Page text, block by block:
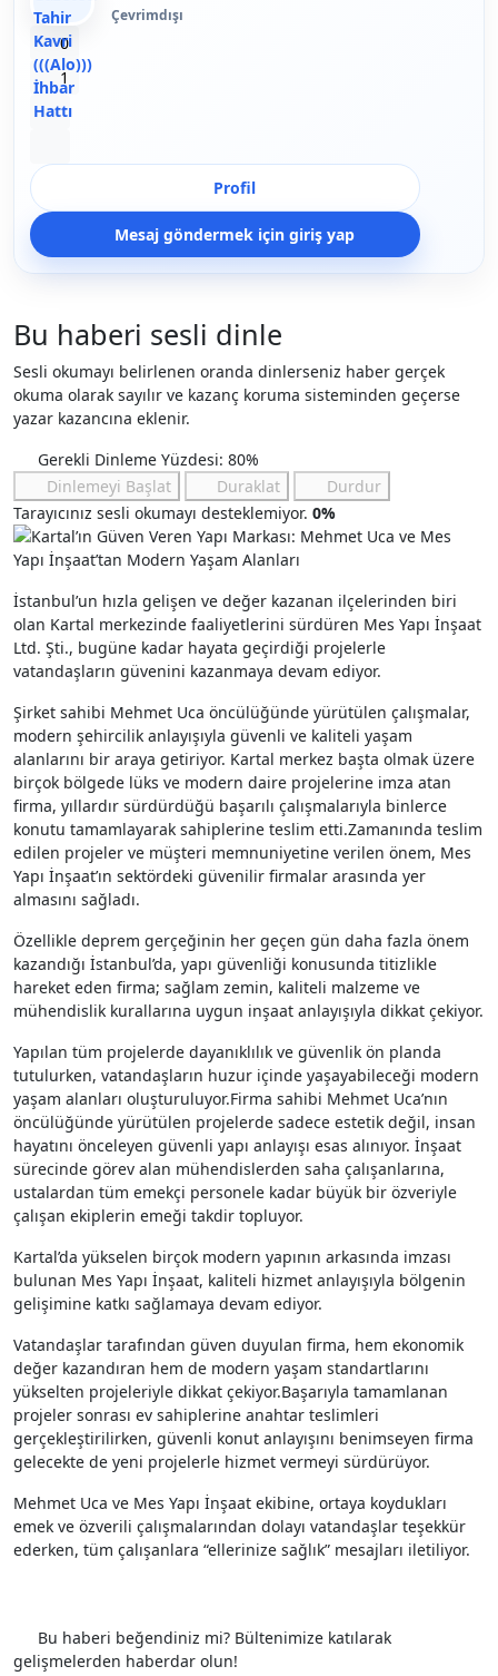
Çevrimdışı
Beğen
0
Beğenmeme
1
Yer İmi
Profil
Mesaj göndermek için giriş yap
Bu haberi sesli dinle
Sesli okumayı belirlenen oranda dinlerseniz haber gerçek
okuma olarak sayılır ve kazanç koruma sisteminden geçerse
yazar kazancına eklenir.
Gerekli Dinleme Yüzdesi: 80%
Dinlemeyi Başlat
Duraklat
Durdur
Tarayıcınız sesli okumayı desteklemiyor. 0%
İstanbul’un hızla gelişen ve değer kazanan ilçelerinden biri
olan Kartal merkezinde faaliyetlerini sürdüren Mes Yapı İnşaat
Ltd. Şti., bugüne kadar hayata geçirdiği projelerle
vatandaşların güvenini kazanmaya devam ediyor.
Şirket sahibi Mehmet Uca öncülüğünde yürütülen çalışmalar,
modern şehircilik anlayışıyla güvenli ve kaliteli yaşam
alanlarını bir araya getiriyor. Kartal merkez başta olmak üzere
birçok bölgede lüks ve modern daire projelerine imza atan
firma, yıllardır sürdürdüğü başarılı çalışmalarıyla binlerce
konutu tamamlayarak sahiplerine teslim etti.Zamanında teslim
edilen projeler ve müşteri memnuniyetine verilen önem, Mes
Yapı İnşaat’ın sektördeki güvenilir firmalar arasında yer
almasını sağladı.
Özellikle deprem gerçeğinin her geçen gün daha fazla önem
kazandığı İstanbul’da, yapı güvenliği konusunda titizlikle
hareket eden firma; sağlam zemin, kaliteli malzeme ve
mühendislik kurallarına uygun inşaat anlayışıyla dikkat çekiyor.
Yapılan tüm projelerde dayanıklılık ve güvenlik ön planda
tutulurken, vatandaşların huzur içinde yaşayabileceği modern
yaşam alanları oluşturuluyor.Firma sahibi Mehmet Uca’nın
öncülüğünde yürütülen projelerde sadece estetik değil, insan
hayatını önceleyen güvenli yapı anlayışı esas alınıyor. İnşaat
sürecinde görev alan mühendislerden saha çalışanlarına,
ustalardan tüm emekçi personele kadar büyük bir özveriyle
çalışan ekiplerin emeği takdir topluyor.
Kartal’da yükselen birçok modern yapının arkasında imzası
bulunan Mes Yapı İnşaat, kaliteli hizmet anlayışıyla bölgenin
gelişimine katkı sağlamaya devam ediyor.
Vatandaşlar tarafından güven duyulan firma, hem ekonomik
değer kazandıran hem de modern yaşam standartlarını
yükselten projeleriyle dikkat çekiyor.Başarıyla tamamlanan
projeler sonrası ev sahiplerine anahtar teslimleri
gerçekleştirilirken, güvenli konut anlayışını benimseyen firma
gelecekte de yeni projelerle hizmet vermeyi sürdürüyor.
Mehmet Uca ve Mes Yapı İnşaat ekibine, ortaya koydukları
emek ve özverili çalışmalarından dolayı vatandaşlar teşekkür
ederken, tüm çalışanlara “ellerinize sağlık” mesajları iletiliyor.
Bu haberi beğendiniz mi? Bültenimize katılarak
gelişmelerden haberdar olun!